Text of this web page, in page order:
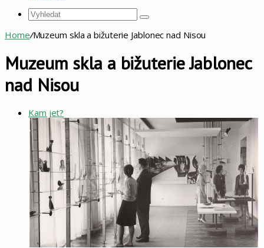
Vyhledat
Home/Muzeum skla a bižuterie Jablonec nad Nisou
Muzeum skla a bižuterie Jablonec
nad Nisou
Kam jet?